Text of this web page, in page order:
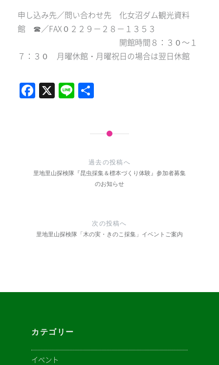
申し込み先／問い合わせ先 化女沼ダム観光資料
館 ☎／FAX０２２９－２８－１３５３
開館時間８：３０～１
７：３０ 月曜休館・月曜祝日の場合は翌日休館
Facebook
X Line
過去の投稿へ
里地里山探検隊『昆虫採集＆標本づくり体験』参加者募集
のお知らせ
次の投稿へ
里地里山探検隊「木の実・きのこ採集」イベントご案内
カテゴリー
イベント